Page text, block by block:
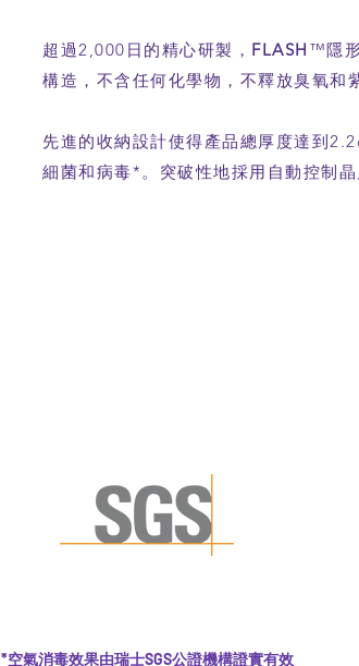
超過2,000日的精心研製， FLASH ™隱
構造，不含任何化學物，不釋放臭氧和
先進的收納設計使得產品總厚度達到
細菌和病毒*。突破性地採用自動控制
*空氣消毒效果由瑞士SGS公證機構證實有效